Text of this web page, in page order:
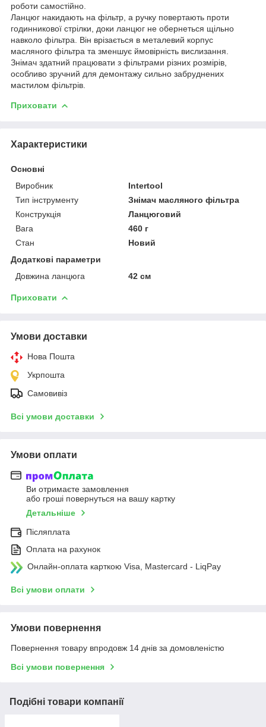
роботи самостійно.
Ланцюг накидають на фільтр, а ручку повертають проти
годинникової стрілки, доки ланцюг не обернеться щільно
навколо фільтра. Він врізається в металевий корпус
масляного фільтра та зменшує ймовірність вислизання.
Знімач здатний працювати з фільтрами різних розмірів,
особливо зручний для демонтажу сильно забруднених
мастилом фільтрів.
Приховати
Характеристики
Основні
Виробник
Intertool
Тип інструменту
Знімач масляного фільтра
Конструкція
Ланцюговий
Вага
460 г
Стан
Новий
Додаткові параметри
Довжина ланцюга
42 см
Приховати
Умови доставки
Нова Пошта
Укрпошта
Самовивіз
Всі умови доставки
Умови оплати
Ви отримаєте замовлення
або гроші повернуться на вашу картку
Детальніше
Післяплата
Оплата на рахунок
Онлайн-оплата карткою Visa, Mastercard - LiqPay
Всі умови оплати
Умови повернення
Повернення товару впродовж 14 днів за домовленістю
Всі умови повернення
Подібні товари компанії